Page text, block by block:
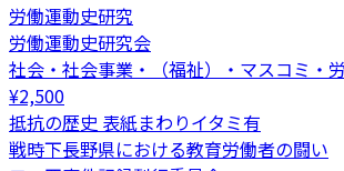
労働運動史研究
労働運動史研究会
社会・社会事業・（福祉）・マスコミ・
¥2,500
抵抗の歴史 表紙まわりイタミ有
戦時下長野県における教育労働者の闘い